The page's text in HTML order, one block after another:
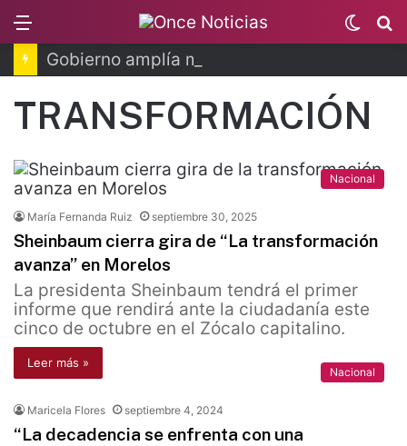
Switch
skin
TRANSFORMACIÓN
Nacional
María Fernanda Ruiz septiembre 30, 2025
Sheinbaum cierra gira de “La transformación
avanza” en Morelos
La presidenta Sheinbaum tendrá el primer
informe que rendirá ante la ciudadanía este
cinco de octubre en el Zócalo capitalino.
Leer más »
Nacional
Maricela Flores septiembre 4, 2024
“La decadencia se enfrenta con una